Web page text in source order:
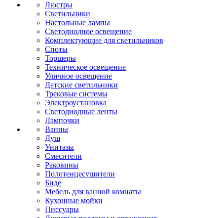
Люстры
Светильники
Настольные лампы
Светодиодное освещение
Комплектующие для светильников
Споты
Торшеры
Техническое освещение
Уличное освещение
Детские светильники
Трековые системы
Электроустановка
Светодиодные ленты
Лампочки
Ванны
Душ
Унитазы
Смесители
Раковины
Полотенцесушители
Биде
Мебель для ванной комнаты
Кухонные мойки
Писсуары